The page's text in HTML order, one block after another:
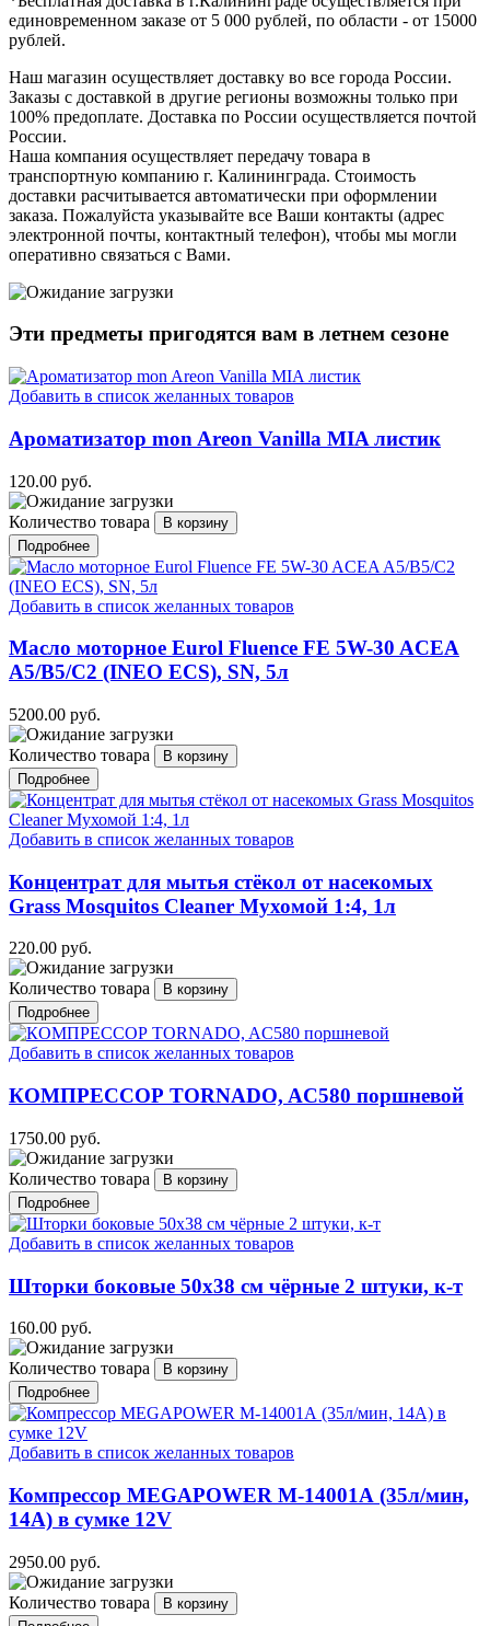
единовременном заказе от 5 000 рублей, по области - от 15000
рублей.
Наш магазин осуществляет доставку во все города России.
Заказы с доставкой в другие регионы возможны только при
100% предоплате. Доставка по России осуществляется почтой
России.
Наша компания осуществляет передачу товара в
транспортную компанию г. Калининграда. Стоимость
доставки расчитывается автоматически при оформлении
заказа. Пожалуйста указывайте все Ваши контакты (адрес
электронной почты, контактный телефон), чтобы мы могли
оперативно связаться с Вами.
Эти предметы пригодятся вам в летнем сезоне
Добавить в список желанных товаров
Ароматизатор mon Areon Vanilla MIA листик
120.00 руб.
Количество товара
Подробнее
Добавить в список желанных товаров
Масло моторное Eurol Fluence FE 5W-30 ACEA
A5/B5/C2 (INEO ECS), SN, 5л
5200.00 руб.
Количество товара
Подробнее
Добавить в список желанных товаров
Концентрат для мытья стёкол от насекомых
Grass Mosquitos Cleaner Мухомой 1:4, 1л
220.00 руб.
Количество товара
Подробнее
Добавить в список желанных товаров
КОМПРЕССОР TORNADO, AC580 поршневой
1750.00 руб.
Количество товара
Подробнее
Добавить в список желанных товаров
Шторки боковые 50х38 см чёрные 2 штуки, к-т
160.00 руб.
Количество товара
Подробнее
Добавить в список желанных товаров
Компрессор MEGAPOWER M-14001А (35л/мин,
14А) в сумке 12V
2950.00 руб.
Количество товара